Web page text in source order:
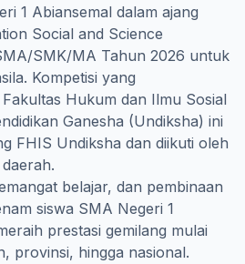
1 Abiansemal dalam ajang
Social and Science
SMK/MA Tahun 2026 untuk
Kompetisi yang
Hukum dan Ilmu Sosial
Ganesha (Undiksha) ini
FHIS Undiksha dan diikuti oleh
belajar, dan pembinaan
siswa SMA Negeri 1
prestasi gemilang mulai
provinsi, hingga nasional.